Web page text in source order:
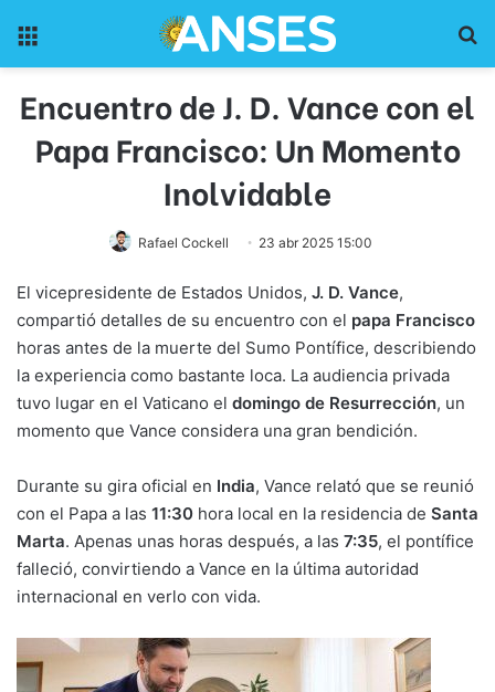
Encuentro de J. D. Vance con el
Papa Francisco: Un Momento
Inolvidable
Rafael Cockell 23 abr 2025 15:00
El vicepresidente de Estados Unidos, J. D. Vance,
compartió detalles de su encuentro con el papa Francisco
horas antes de la muerte del Sumo Pontífice, describiendo
la experiencia como bastante loca. La audiencia privada
tuvo lugar en el Vaticano el domingo de Resurrección, un
momento que Vance considera una gran bendición.
Durante su gira oficial en India, Vance relató que se reunió
con el Papa a las 11:30 hora local en la residencia de Santa
Marta. Apenas unas horas después, a las 7:35, el pontífice
falleció, convirtiendo a Vance en la última autoridad
internacional en verlo con vida.